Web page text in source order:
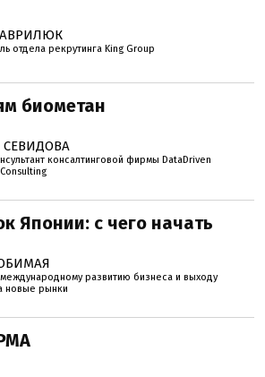
отдела рекрутинга King Group
биометан
консалтинговой фирмы DataDriven
Японии: с чего начать
развитию бизнеса и выходу
новые рынки